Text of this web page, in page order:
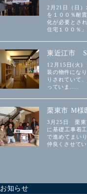
2月21日（日
を１００％耐
化が必要とさ
住宅１００％」
東近江市 S
12月15日(火)
装の物件にな
りされていて
っていま.....
栗東市 M様
3月25日 栗東
に基礎工事着
で進めてまい
仲良くさせてい
お知らせ